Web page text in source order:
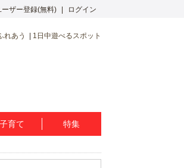
ーザー登録(無料) ログイン
れあう 1日中遊べるスポット
子育て 特集